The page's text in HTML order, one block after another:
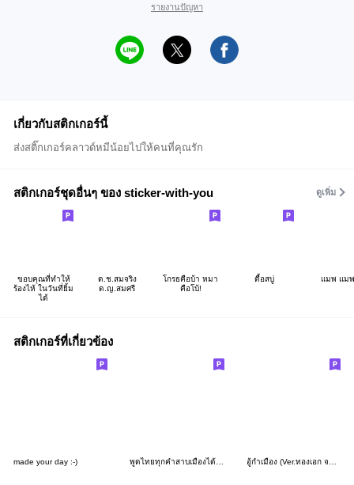
รายงานปัญหา
เกี่ยวกับสติกเกอร์นี้
ส่งสติ๊กเกอร์คลาวด์หมีน้อยไปให้คนที่คุณรัก
สติกเกอร์ชุดอื่นๆ ของ sticker-with-you ดูเพิ่ม
ขอบคุณที่ทำให้
ร้องไห้ ในวันที่ยิ้ม
ได้
ด.ช.สมจริง
ด.ญ.สมศรี
โกรธคือบ้า หมา
คือโบ้!
ดื้อสบู่ แมพ แมพ
สติกเกอร์ที่เกี่ยวข้อง
made your day :-) พูดไทยทุกคำสาบเมืองได้ยังไง V.5 อู้กำเมือง (Ver.ทองเอก จอมแก่น)